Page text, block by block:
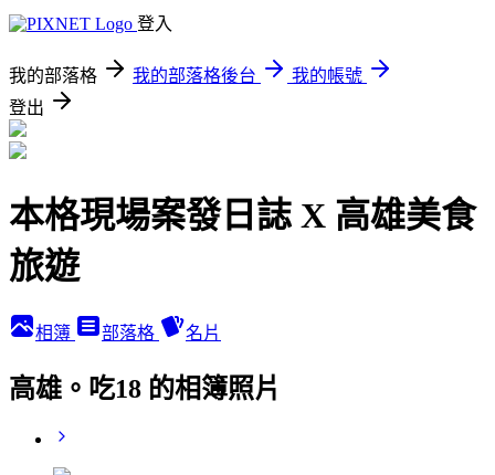
登入
我的部落格 我的部落格後台
我的帳號
登出
本格現場案發日誌 X 高雄美食
旅遊
相簿 部落格 名片
高雄。吃18 的相簿照片